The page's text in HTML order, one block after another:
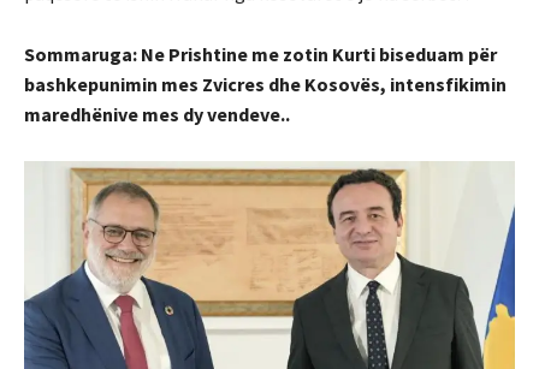
Sommaruga: Ne Prishtine me zotin Kurti biseduam për
bashkepunimin mes Zvicres dhe Kosovës, intensfikimin
maredhënive mes dy vendeve..